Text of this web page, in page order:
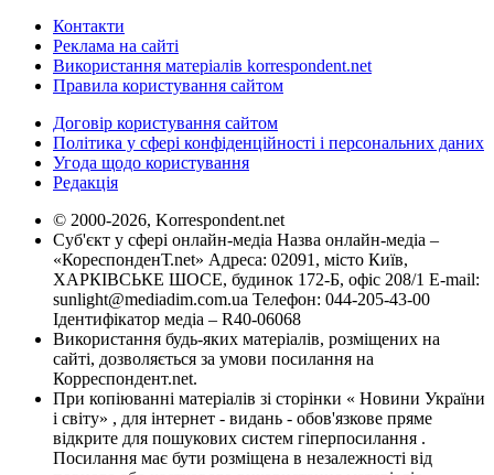
Контакти
Реклама на сайті
Використання матеріалів korrespondent.net
Правила користування сайтом
Договір користування сайтом
Політика у сфері конфіденційності і персональних даних
Угода щодо користування
Редакція
© 2000-2026, Korrespondent.net
Суб'єкт у сфері онлайн-медіа Назва онлайн-медіа –
«КореспонденТ.net» Адреса: 02091, місто Київ,
ХАРКІВСЬКЕ ШОСЕ, будинок 172-Б, офіс 208/1 E-mail:
sunlight@mediadim.com.ua Телефон: 044-205-43-00
Ідентифікатор медіа – R40-06068
Використання будь-яких матеріалів, розміщених на
сайті, дозволяється за умови посилання на
Корреспондент.net.
При копіюванні матеріалів зі сторінки « Новини України
і світу» , для інтернет - видань - обов'язкове пряме
відкрите для пошукових систем гіперпосилання .
Посилання має бути розміщена в незалежності від